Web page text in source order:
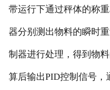
带运行下通过秤体的称
器分别测出物料的瞬时
制器进行处理，得到物
算后输出PID控制信号，